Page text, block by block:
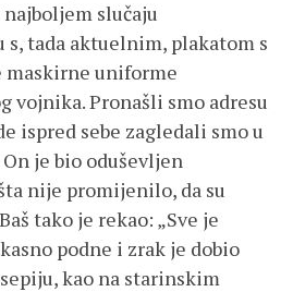
slučaju
tada aktuelnim, plakatom s
uniforme
vojnika. Pronašli smo adresu
ispred sebe zagledali smo u
je bio oduševljen
nije promijenilo, da su
tako je rekao: „Sve je
podne i zrak je dobio
kao na starinskim